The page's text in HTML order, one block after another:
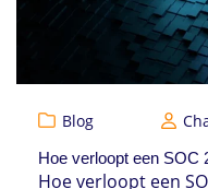
Blog
Hoe verloopt een SOC
Hoe verloopt een